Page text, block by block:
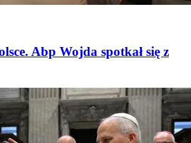
Abp Wojda spotkał się z